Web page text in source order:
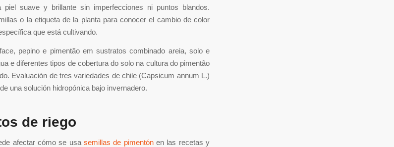
piel suave y brillante sin imperfecciones ni puntos blandos.
o la etiqueta de la planta para conocer el cambio de color
que está cultivando.
pepino e pimentão em sustratos combinado areia, solo e
e diferentes tipos de cobertura do solo na cultura do pimentão
Evaluación de tres variedades de chile (Capsicum annum L.)
una solución hidropónica bajo invernadero.
de riego
afectar cómo se usa semillas de pimentónen las recetas y